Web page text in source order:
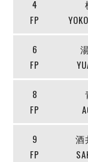
個人ランキング
メットライ
大会概要
アリーナ情報
過去の記録
ヴォスクオ
マルバ水戸
Y．S．C．
アグレミー
デウソン神戸
ミラクルス
リーグ統計デ
ハットトリック
担当審判員
選手の通算
エスポラー
バルドラー
DIVISION
4
FP
6
FP
8
FP
9
FP